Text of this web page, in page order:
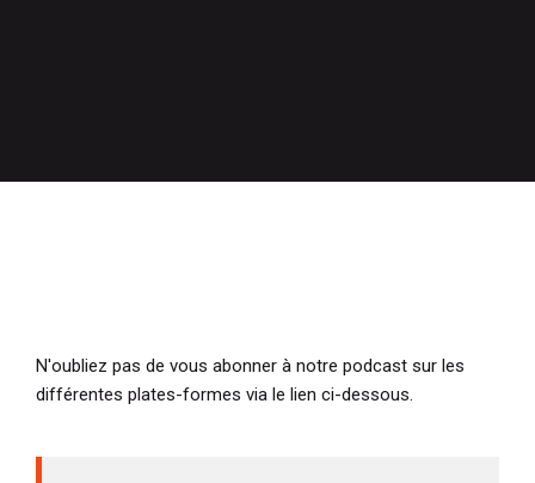
N'oubliez pas de vous abonner à notre podcast sur les
différentes plates-formes via le lien ci-dessous.